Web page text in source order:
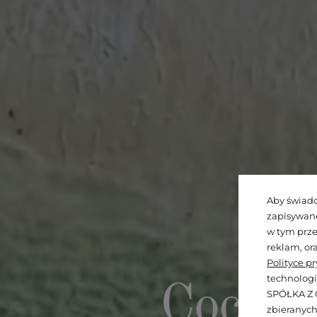
Aby
w tym
reklam,
Polityce
SPÓŁKA